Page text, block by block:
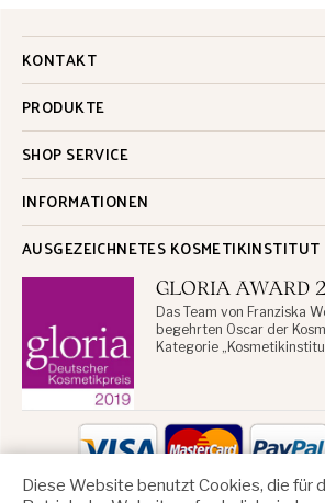
KONTAKT
PRODUKTE
SHOP SERVICE
INFORMATIONEN
AUSGEZEICHNETES KOSMETIKINSTITUT
GLORIA AWARD
Das Team von Franziska
begehrten Oscar der
Kategorie
Diese Website benutzt Cookies, die für